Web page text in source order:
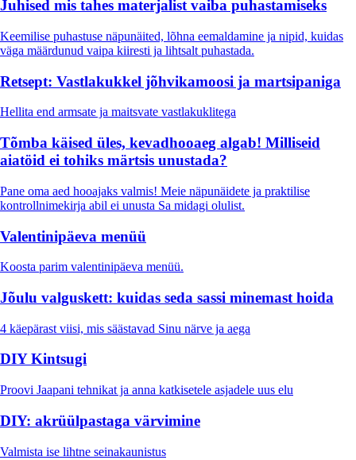
Juhised mis tahes materjalist vaiba puhastamiseks
Keemilise puhastuse näpunäited, lõhna eemaldamine ja nipid, kuidas
väga määrdunud vaipa kiiresti ja lihtsalt puhastada.
Retsept: Vastlakukkel jõhvikamoosi ja martsipaniga
Hellita end armsate ja maitsvate vastlakuklitega
Tõmba käised üles, kevadhooaeg algab! Milliseid
aiatöid ei tohiks märtsis unustada?
Pane oma aed hooajaks valmis! Meie näpunäidete ja praktilise
kontrollnimekirja abil ei unusta Sa midagi olulist.
Valentinipäeva menüü
Koosta parim valentinipäeva menüü.
Jõulu valguskett: kuidas seda sassi minemast hoida
4 käepärast viisi, mis säästavad Sinu närve ja aega
DIY Kintsugi
Proovi Jaapani tehnikat ja anna katkisetele asjadele uus elu
DIY: akrüülpastaga värvimine
Valmista ise lihtne seinakaunistus